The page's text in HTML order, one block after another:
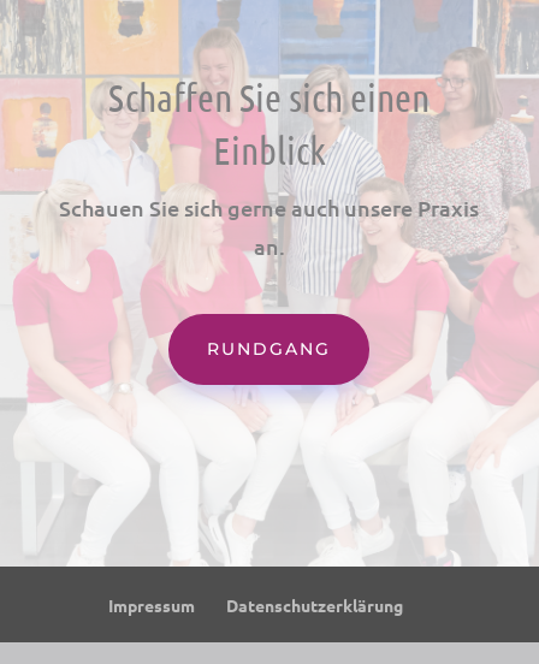
Schaffen Sie sich einen
Einblick
Schauen Sie sich gerne auch unsere Praxis
an.
RUNDGANG
Impressum Datenschutzerklärung